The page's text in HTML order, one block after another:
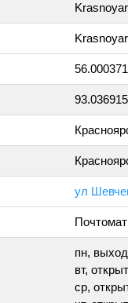
56.000371
93.036915
ул
Почтомат
пн,
вт,
ср,